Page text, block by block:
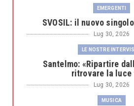
EMERGENTI
SVOSIL: il nuovo singolo
Lug 30, 2026
LE NOSTRE
Santelmo: «Ripartire
ritrovare la luce
Lug 30, 2026
MUSICA